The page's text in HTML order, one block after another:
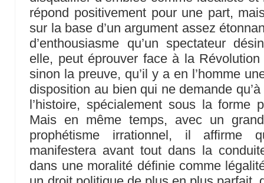
répond positivement pour une part,
sur la base d’un argument assez
d’enthousiasme qu’un spectateur
elle, peut éprouver face à la
sinon la preuve, qu’il y a en l’homme
disposition au bien qui ne demande
l’histoire, spécialement sous la forme
Mais en même temps, avec un
prophétisme irrationnel, il affirme
manifestera avant tout dans la
dans une moralité définie comme